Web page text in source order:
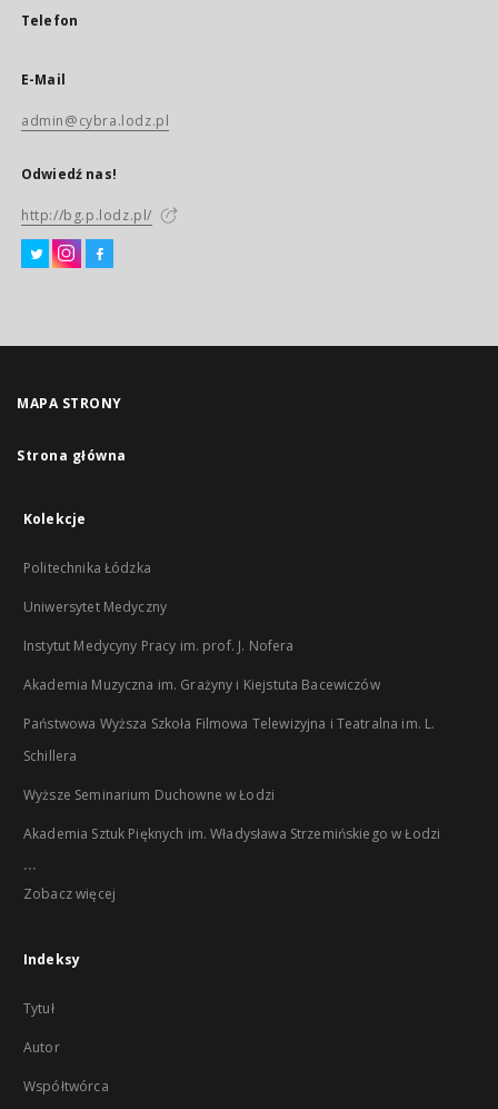
Telefon
E-Mail
admin@cybra.lodz.pl
Odwiedź nas!
http://bg.p.lodz.pl/
MAPA STRONY
Strona główna
Kolekcje
Politechnika Łódzka
Uniwersytet Medyczny
Instytut Medycyny Pracy im. prof. J. Nofera
Akademia Muzyczna im. Grażyny i Kiejstuta Bacewiczów
Państwowa Wyższa Szkoła Filmowa Telewizyjna i Teatralna im. L.
Schillera
Wyższe Seminarium Duchowne w Łodzi
Akademia Sztuk Pięknych im. Władysława Strzemińskiego w Łodzi
...
Zobacz więcej
Indeksy
Tytuł
Autor
Współtwórca